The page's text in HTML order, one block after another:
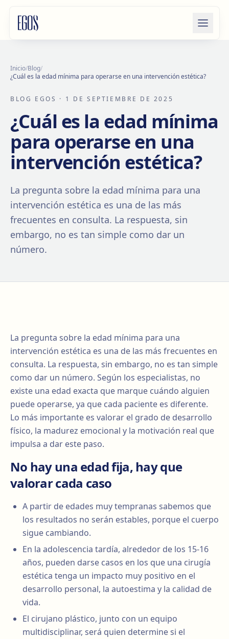
Inicio/Blog/
¿Cuál es la edad mínima para operarse en una intervención estética?
BLOG EGOS · 1 DE SEPTIEMBRE DE 2025
¿Cuál es la edad mínima
para operarse en una
intervención estética?
La pregunta sobre la edad mínima para una
intervención estética es una de las más
frecuentes en consulta. La respuesta, sin
embargo, no es tan simple como dar un
número.
La pregunta sobre la edad mínima para una
intervención estética es una de las más frecuentes en
consulta. La respuesta, sin embargo, no es tan simple
como dar un número. Según los especialistas, no
existe una edad exacta que marque cuándo alguien
puede operarse, ya que cada paciente es diferente.
Lo más importante es valorar el grado de desarrollo
físico, la madurez emocional y la motivación real que
impulsa a dar este paso.
No hay una edad fija, hay que
valorar cada caso
A partir de edades muy tempranas sabemos que
los resultados no serán estables, porque el cuerpo
sigue cambiando.
En la adolescencia tardía, alrededor de los 15-16
años, pueden darse casos en los que una cirugía
estética tenga un impacto muy positivo en el
desarrollo personal, la autoestima y la calidad de
vida.
El cirujano plástico, junto con un equipo
multidisciplinar, será quien determine si el